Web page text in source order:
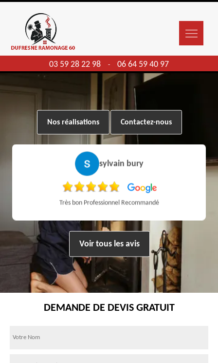
03 59 28 22 98 - 06 64 59 40 97
Nos réalisations Contactez-nous
sylvain bury
Très bon Professionnel Recommandé
Voir tous les avis
DEMANDE DE DEVIS GRATUIT